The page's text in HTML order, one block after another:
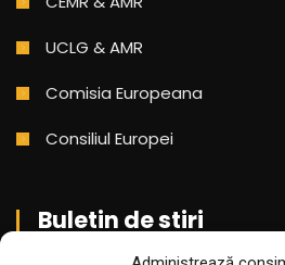
UCLG & AMR
Comisia Europeana
Consiliul Europei
Buletin de stiri